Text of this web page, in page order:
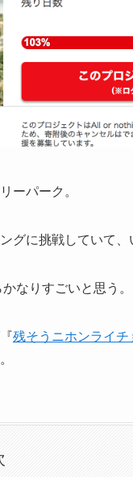
ーパーク。
グに挑戦していて
なりすごいと思う。
残そうニホンライチ